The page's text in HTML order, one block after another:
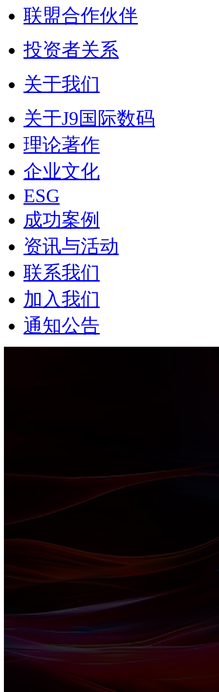
联盟合作伙伴
投资者关系
关于我们
关于J9国际数码
理论著作
企业文化
ESG
成功案例
资讯与活动
联系我们
加入我们
通知公告